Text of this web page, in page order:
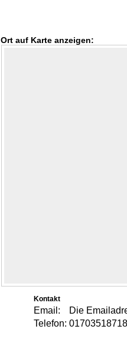
Ort auf Karte anzeigen:
Kontakt
Email:
Die
Telefon: